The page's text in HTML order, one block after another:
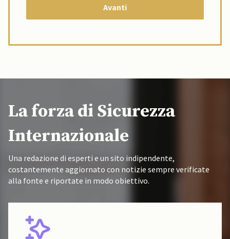
La forza di Sicurezza
Internazionale
Una redazione di esperti e un sito indipendente,
costantemente aggiornato con notizie sempre verificate
alla fonte e riportate in modo obiettivo.